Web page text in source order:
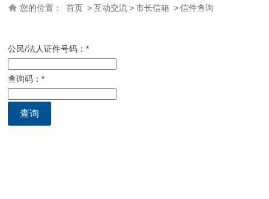
您的位置： 首页 > 互动交流 > 市长信箱 > 信件查询
公民/法人证件号码：*
查询码：*
查询